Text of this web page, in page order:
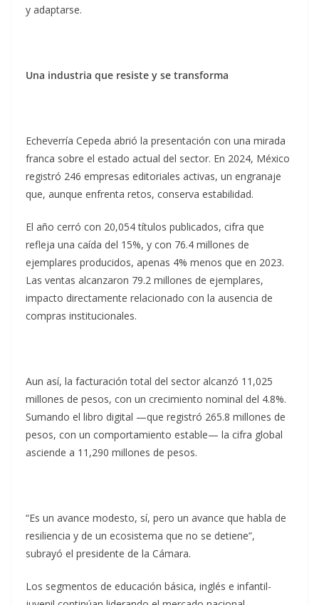
y adaptarse.
Una industria que resiste y se transforma
Echeverría Cepeda abrió la presentación con una mirada
franca sobre el estado actual del sector. En 2024, México
registró 246 empresas editoriales activas, un engranaje
que, aunque enfrenta retos, conserva estabilidad.
El año cerró con 20,054 títulos publicados, cifra que
refleja una caída del 15%, y con 76.4 millones de
ejemplares producidos, apenas 4% menos que en 2023.
Las ventas alcanzaron 79.2 millones de ejemplares,
impacto directamente relacionado con la ausencia de
compras institucionales.
Aun así, la facturación total del sector alcanzó 11,025
millones de pesos, con un crecimiento nominal del 4.8%.
Sumando el libro digital —que registró 265.8 millones de
pesos, con un comportamiento estable— la cifra global
asciende a 11,290 millones de pesos.
“Es un avance modesto, sí, pero un avance que habla de
resiliencia y de un ecosistema que no se detiene”,
subrayó el presidente de la Cámara.
Los segmentos de educación básica, inglés e infantil-